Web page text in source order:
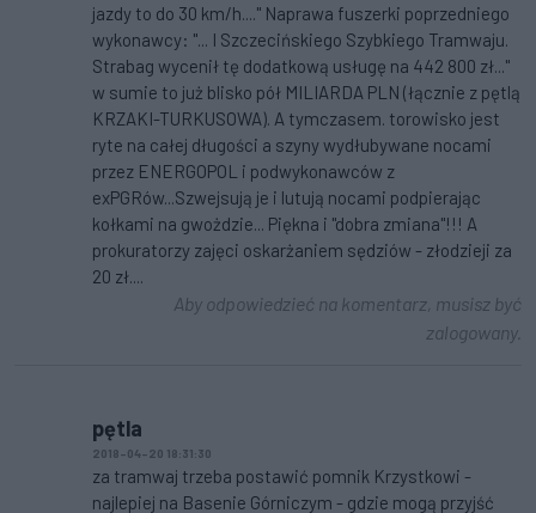
jazdy to do 30 km/h...." Naprawa fuszerki poprzedniego
wykonawcy: "... I Szczecińskiego Szybkiego Tramwaju.
Strabag wycenił tę dodatkową usługę na 442 800 zł..."
w sumie to już blisko pół MILIARDA PLN (łącznie z pętlą
KRZAKI-TURKUSOWA). A tymczasem. torowisko jest
ryte na całej długości a szyny wydłubywane nocami
przez ENERGOPOL i podwykonawców z
exPGRów...Szwejsują je i lutują nocami podpierając
kołkami na gwożdzie... Piękna i "dobra zmiana"!!! A
prokuratorzy zajęci oskarżaniem sędziów - złodzieji za
20 zł....
Aby odpowiedzieć na komentarz, musisz być
zalogowany.
pętla
2018-04-20 18:31:30
za tramwaj trzeba postawić pomnik Krzystkowi -
najlepiej na Basenie Górniczym - gdzie mogą przyjść